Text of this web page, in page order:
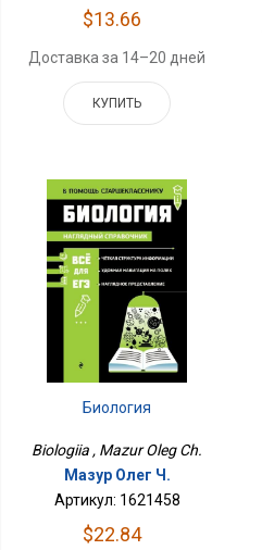
$13.66
Доставка за 14–20 дней
КУПИТЬ
Биология
Biologiia , Mazur Oleg Ch.
Мазур Олег Ч.
Артикул: 1621458
$22.84